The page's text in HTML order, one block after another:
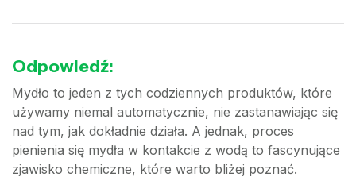
Odpowiedź:
Mydło to jeden z tych codziennych produktów, które
używamy niemal automatycznie, nie zastanawiając się
nad tym, jak dokładnie działa. A jednak, proces
pienienia się mydła w kontakcie z wodą to fascynujące
zjawisko chemiczne, które warto bliżej poznać.